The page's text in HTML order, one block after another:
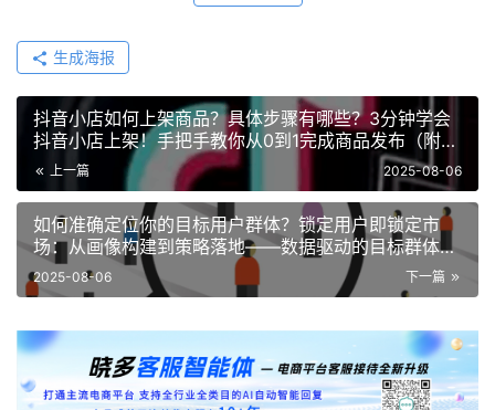
生成海报
抖音小店如何上架商品？具体步骤有哪些？3分钟学会
抖音小店上架！手把手教你从0到1完成商品发布（附避
坑指南）！
上一篇 2025-08-06
如何准确定位你的目标用户群体？锁定用户即锁定市
场：从画像构建到策略落地——数据驱动的目标群体洞
察与持续增长指南！
下一篇
2025-08-06